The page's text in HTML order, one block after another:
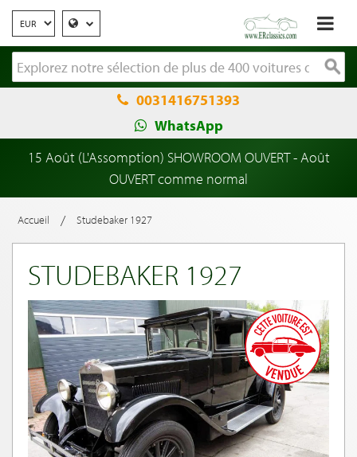
0031416751393
WhatsApp
15 Août (L'Assomption) SHOWROOM OUVERT - Août
OUVERT comme normal
Accueil / Studebaker 1927
STUDEBAKER 1927